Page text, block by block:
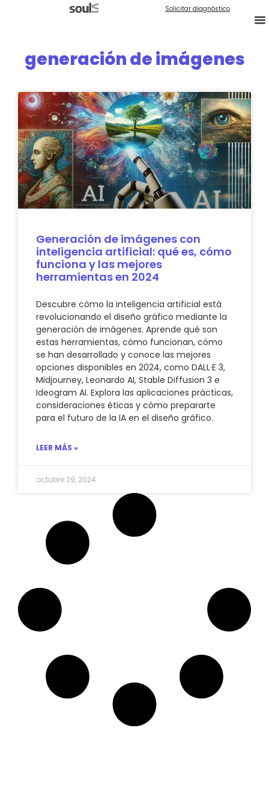
Solicitar diagnóstico
generación de imágenes
Generación de imágenes con
inteligencia artificial: qué es, cómo
funciona y las mejores
herramientas en 2024
Descubre cómo la inteligencia artificial está
revolucionando el diseño gráfico mediante la
generación de imágenes. Aprende qué son
estas herramientas, cómo funcionan, cómo
se han desarrollado y conoce las mejores
opciones disponibles en 2024, como DALL·E 3,
Midjourney, Leonardo AI, Stable Diffusion 3 e
Ideogram AI. Explora las aplicaciones prácticas,
consideraciones éticas y cómo prepararte
para el futuro de la IA en el diseño gráfico.
LEER MÁS »
octubre 29, 2024